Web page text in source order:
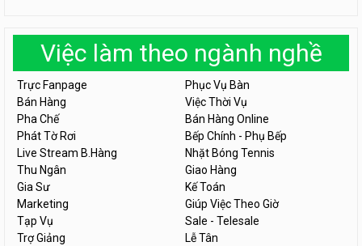
Việc làm theo ngành nghề
Trực Fanpage
Phục Vụ Bàn
Bán Hàng
Việc Thời Vụ
Pha Chế
Bán Hàng Online
Phát Tờ Rơi
Bếp Chính - Phụ Bếp
Live Stream B.Hàng
Nhặt Bóng Tennis
Thu Ngân
Giao Hàng
Gia Sư
Kế Toán
Marketing
Giúp Việc Theo Giờ
Tạp Vụ
Sale - Telesale
Trợ Giảng
Lễ Tân